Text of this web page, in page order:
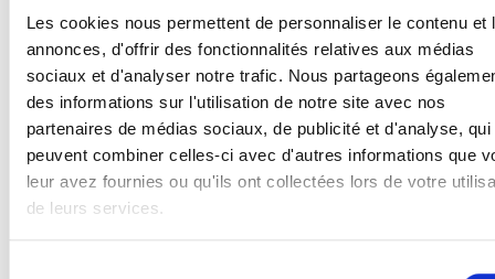
Les cookies nous permettent de personnaliser le contenu et
annonces, d'offrir des fonctionnalités relatives aux médias
sociaux et d'analyser notre trafic. Nous partageons
des informations sur l'utilisation de notre site avec nos
partenaires de médias sociaux, de publicité et d'analyse, qui
peuvent combiner celles-ci avec d'autres informations que
leur avez fournies ou qu'ils ont collectées lors de votre
de leurs services.
Unité:
pièce
Marque de porte:
MagSeal
Enregistrerou seSe connecter pour voir votre prix!